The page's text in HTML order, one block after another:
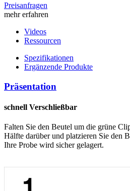
Preisanfragen
mehr erfahren
Videos
Ressourcen
Spezifikationen
Ergänzende Produkte
Präsentation
schnell Verschließbar
Falten Sie den Beutel um die grüne
Hälfte darüber und platzieren Sie den
Ihre Probe wird sicher gelagert.